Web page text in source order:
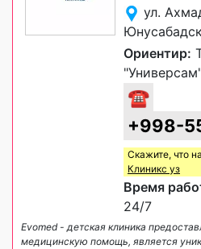
ул.
Ориентир:
☎
+998-
Скажите, что
Клиникс уз
Время
24/7
Evomed - детская клиника
медицинскую помощь, является